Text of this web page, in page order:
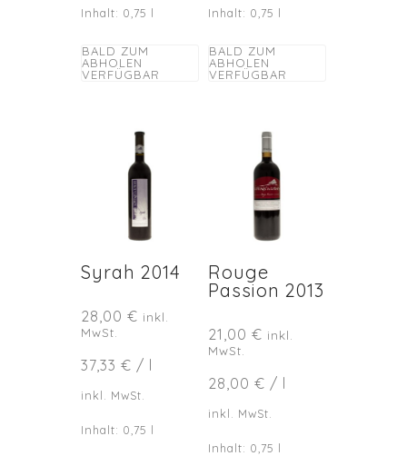
Inhalt: 0,75 l
BALD ZUM
ABHOLEN
VERFÜGBAR
Inhalt: 0,75 l
BALD ZUM
ABHOLEN
VERFÜGBAR
Syrah 2014
28,00 € inkl.
MwSt.
37,33 € /
inkl. MwSt.
Inhalt: 0,75 l
Rouge
Passion 2013
21,00€ inkl.
MwSt.
28,00€ /
inkl. MwSt.
Inhalt: 0,75 l